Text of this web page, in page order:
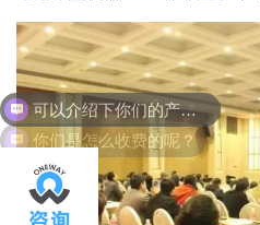
可以介绍下你们的产品么？
你们是怎么收费的呢？